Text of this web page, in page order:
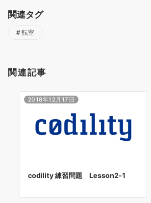
関連タグ
転室
関連記事
2018年12月17日
codility 練習問題 Lesson2-1